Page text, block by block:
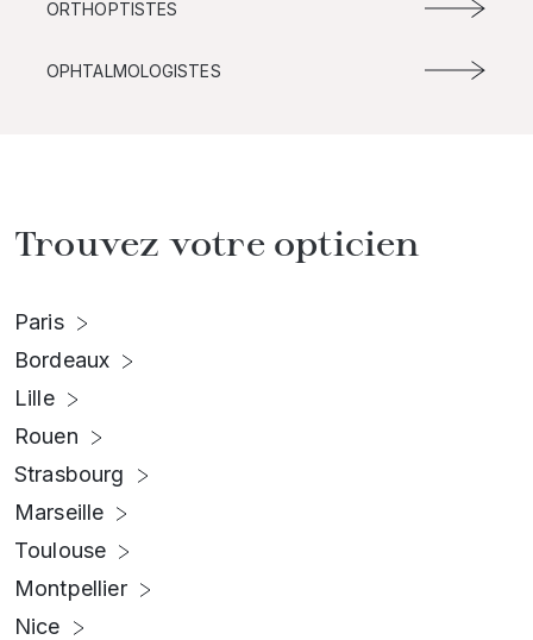
ORTHOPTISTES
OPHTALMOLOGISTES
Trouvez votre opticien
Paris
Bordeaux
Lille
Rouen
Strasbourg
Marseille
Toulouse
Montpellier
Nice